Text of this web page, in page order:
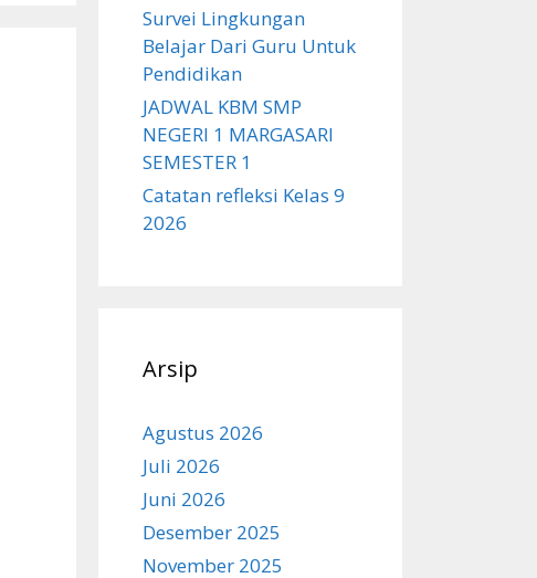
Survei Lingkungan
Belajar Dari Guru Untuk
Pendidikan
JADWAL KBM SMP
NEGERI 1 MARGASARI
SEMESTER 1
Catatan refleksi Kelas 9
2026
Arsip
Agustus 2026
Juli 2026
Juni 2026
Desember 2025
November 2025